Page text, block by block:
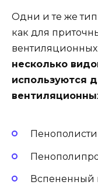
Одни и те же
как для
вентиляционных
несколько
используются
Вспененный